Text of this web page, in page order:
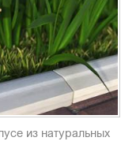
из натуральных